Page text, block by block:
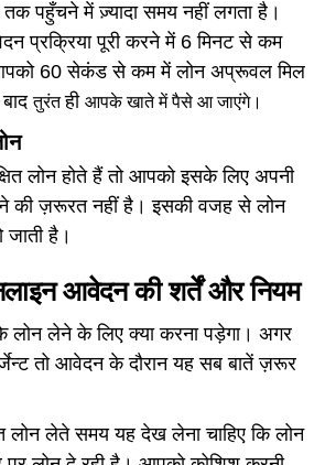
पहुँचने में ज़्यादा समय नहीं लगता है।
प्रक्रिया पूरी करने में 6 मिनट से कम
60 सेकंड से कम में लोन अप्रूवल मिल
तुरंतही आपके खाते में पैसे आ जाएंगे।
लोन होते हैं तो आपको इसके लिए अपनी
की ज़रूरत नहीं है। इसकी वजह से लोन
जाती है।
आवेदन की शर्तें और नियम
लेने के लिए क्या करना पड़ेगा। अगर
तो आवेदन के दौरान यह सब बातें ज़रूर
लेते समय यह देख लेना चाहिए कि लोन